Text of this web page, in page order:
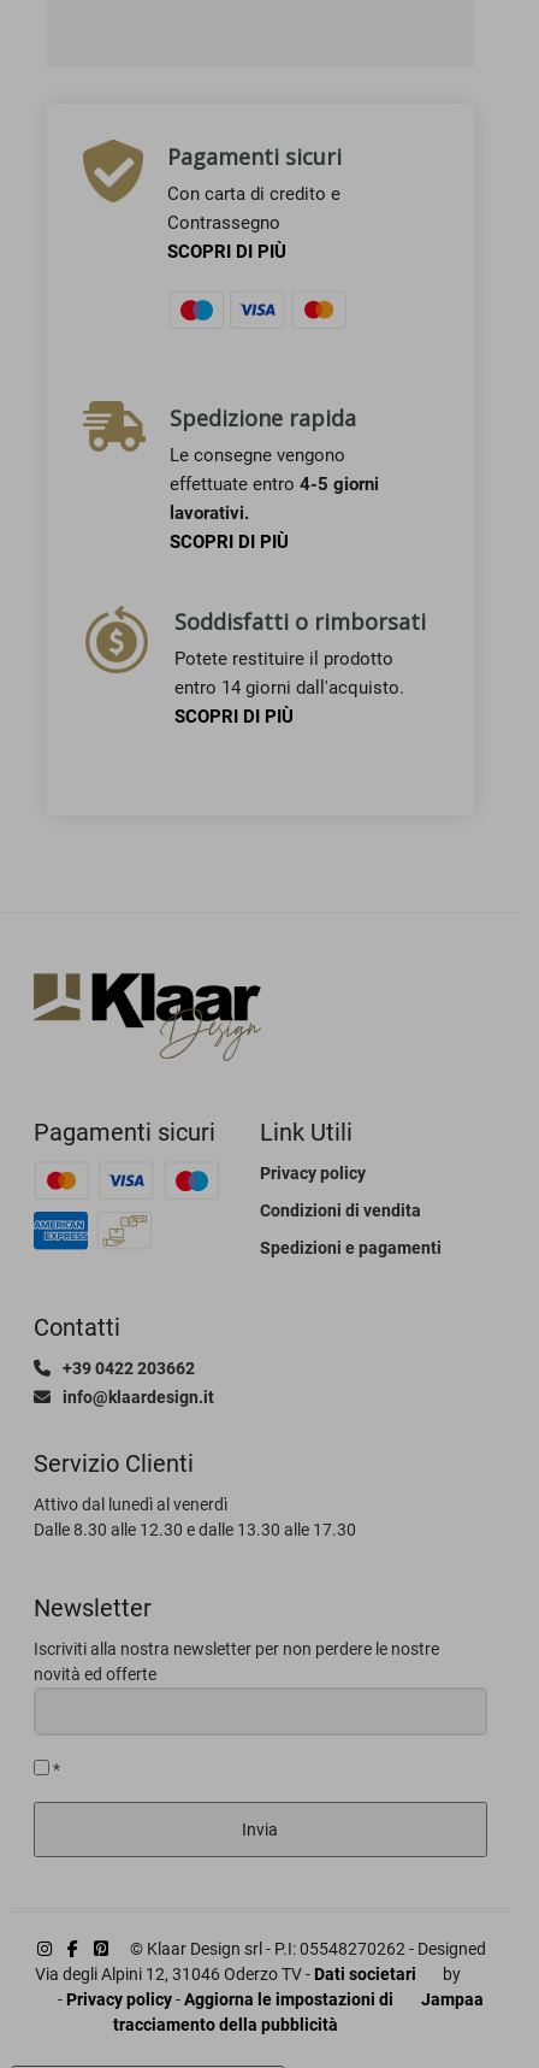
Pagamenti sicuri
Con carta di credito e
Contrassegno
SCOPRI DI PIÙ
Spedizione rapida
Le consegne vengono
effettuate entro4-5 giorni
lavorativi.
SCOPRI DI PIÙ
Soddisfatti o rimborsati
Potete restituire il prodotto
entro 14 giorni dall'acquisto.
SCOPRI DI PIÙ
Pagamenti sicuri
Contatti
+39 0422 203662
info@klaardesign.it
Servizio Clienti
Attivo dal lunedì al venerdì
Dalle 8.30 alle 12.30 e dalle 13.30 alle 17.30
Link Utili
Privacy policy
Condizioni di vendita
Spedizioni e pagamenti
Newsletter
Iscriviti alla nostra newsletter per non perdere le nostre
novità ed offerte
*
Invia
© Klaar Design srl - P.I: 05548270262 -
Via degli Alpini 12, 31046 Oderzo TV - Dati societari
- Privacy policy-Aggiorna le impostazioni di
tracciamento della pubblicità
Designed
by
Jampaa